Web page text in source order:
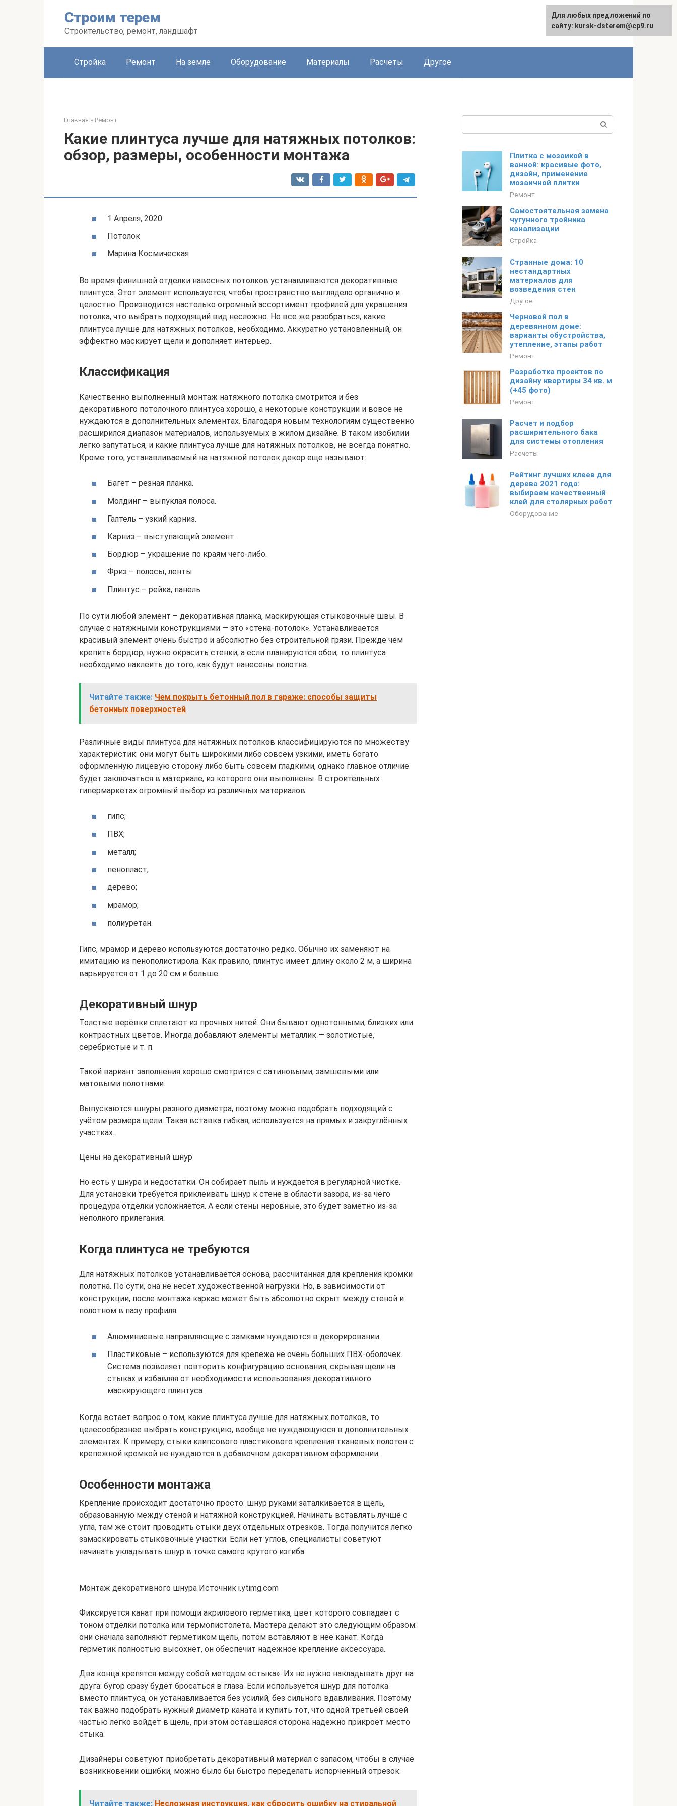
Строим терем
Строительство, ремонт, ландшафт
English
Стройка Ремонт На земле Оборудование Материалы Расчеты Другое
Главная » Ремонт
Какие плинтуса лучше для натяжных потолков:
обзор, размеры, особенности монтажа
1 Апреля, 2020
Потолок
Марина Космическая
Во время финишной отделки навесных потолков устанавливаются декоративные
плинтуса. Этот элемент используется, чтобы пространство выглядело органично и
целостно. Производится настолько огромный ассортимент профилей для украшения
потолка, что выбрать подходящий вид несложно. Но все же разобраться, какие
плинтуса лучше для натяжных потолков, необходимо. Аккуратно установленный, он
эффектно маскирует щели и дополняет интерьер.
Классификация
Качественно выполненный монтаж натяжного потолка смотрится и без
декоративного потолочного плинтуса хорошо, а некоторые конструкции и вовсе не
нуждаются в дополнительных элементах. Благодаря новым технологиям существенно
расширился диапазон материалов, используемых в жилом дизайне. В таком изобилии
легко запутаться, и какие плинтуса лучше для натяжных потолков, не всегда понятно.
Кроме того, устанавливаемый на натяжной потолок декор еще называют:
Багет – резная планка.
Молдинг – выпуклая полоса.
Галтель – узкий карниз.
Карниз – выступающий элемент.
Бордюр – украшение по краям чего-либо.
Фриз – полосы, ленты.
Плинтус – рейка, панель.
По сути любой элемент – декоративная планка, маскирующая стыковочные швы. В
случае с натяжными конструкциями — это «стена-потолок». Устанавливается
красивый элемент очень быстро и абсолютно без строительной грязи. Прежде чем
крепить бордюр, нужно окрасить стенки, а если планируются обои, то плинтуса
необходимо наклеить до того, как будут нанесены полотна.
Читайте также: Чем покрыть бетонный пол в гараже: способы защиты
бетонных поверхностей
Различные виды плинтуса для натяжных потолков классифицируются по множеству
характеристик: они могут быть широкими либо совсем узкими, иметь богато
оформленную лицевую сторону либо быть совсем гладкими, однако главное отличие
будет заключаться в материале, из которого они выполнены. В строительных
гипермаркетах огромный выбор из различных материалов:
гипс;
ПВХ;
металл;
пенопласт;
дерево;
мрамор;
полиуретан.
Гипс, мрамор и дерево используются достаточно редко. Обычно их заменяют на
имитацию из пенополистирола. Как правило, плинтус имеет длину около 2 м, а ширина
варьируется от 1 до 20 см и больше.
Декоративный шнур
Толстые верёвки сплетают из прочных нитей. Они бывают однотонными, близких или
контрастных цветов. Иногда добавляют элементы металлик — золотистые,
серебристые и т. п.
Такой вариант заполнения хорошо смотрится с сатиновыми, замшевыми или
матовыми полотнами.
Выпускаются шнуры разного диаметра, поэтому можно подобрать подходящий с
учётом размера щели. Такая вставка гибкая, используется на прямых и закруглённых
участках.
Цены на декоративный шнур
Но есть у шнура и недостатки. Он собирает пыль и нуждается в регулярной чистке.
Для установки требуется приклеивать шнур к стене в области зазора, из-за чего
процедура отделки усложняется. А если стены неровные, это будет заметно из-за
неполного прилегания.
Когда плинтуса не требуются
Для натяжных потолков устанавливается основа, рассчитанная для крепления кромки
полотна. По сути, она не несет художественной нагрузки. Но, в зависимости от
конструкции, после монтажа каркас может быть абсолютно скрыт между стеной и
полотном в пазу профиля:
Алюминиевые направляющие с замками нуждаются в декорировании.
Пластиковые – используются для крепежа не очень больших ПВХ-оболочек.
Система позволяет повторить конфигурацию основания, скрывая щели на
стыках и избавляя от необходимости использования декоративного
маскирующего плинтуса.
Когда встает вопрос о том, какие плинтуса лучше для натяжных потолков, то
целесообразнее выбрать конструкцию, вообще не нуждающуюся в дополнительных
элементах. К примеру, стыки клипсового пластикового крепления тканевых полотен с
крепежной кромкой не нуждаются в добавочном декоративном оформлении.
Особенности монтажа
Крепление происходит достаточно просто: шнур руками заталкивается в щель,
образованную между стеной и натяжной конструкцией. Начинать вставлять лучше с
угла, там же стоит проводить стыки двух отдельных отрезков. Тогда получится легко
замаскировать стыковочные участки. Если нет углов, специалисты советуют
начинать укладывать шнур в точке самого крутого изгиба.
Монтаж декоративного шнура Источник i.ytimg.com
Фиксируется канат при помощи акрилового герметика, цвет которого совпадает с
тоном отделки потолка или термопистолета. Мастера делают это следующим образом:
они сначала заполняют герметиком щель, потом вставляют в нее канат. Когда
герметик полностью высохнет, он обеспечит надежное крепление аксессуара.
Два конца крепятся между собой методом «стыка». Их не нужно накладывать друг на
друга: бугор сразу будет бросаться в глаза. Если используется шнур для потолка
вместо плинтуса, он устанавливается без усилий, без сильного вдавливания. Поэтому
так важно подобрать нужный диаметр каната и купить тот, что одной третьей своей
частью легко войдет в щель, при этом оставшаяся сторона надежно прикроет место
стыка.
Дизайнеры советуют приобретать декоративный материал с запасом, чтобы в случае
возникновении ошибки, можно было бы быстро переделать испорченный отрезок.
Читайте также: Несложная инструкция, как сбросить ошибку на стиральной
Плитка с мозаикой в
ванной: красивые фото,
дизайн, применение
мозаичной плитки
Ремонт
Самостоятельная замена
чугунного тройника
канализации
Стройка
Странные дома: 10
нестандартных
материалов для
возведения стен
Другое
Черновой пол в
деревянном доме:
варианты обустройства,
утепление, этапы работ
Ремонт
Разработка проектов по
дизайну квартиры 34 кв. м
(+45 фото)
Ремонт
Расчет и подбор
расширительного бака
для системы отопления
Расчеты
Рейтинг лучших клеев для
дерева 2021 года:
выбираем качественный
клей для столярных работ
Оборудование
Для любых предложений по
сайту: kursk-dsterem@cp9.ru